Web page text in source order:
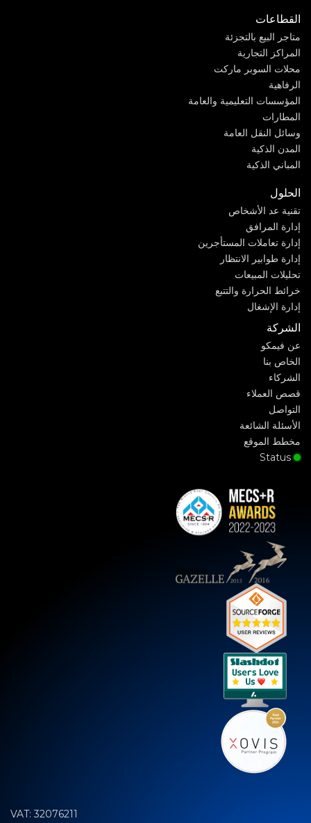
القطاعات
متاجر البيع بالتجزئة
المراكز التجارية
محلات السوبر ماركت
الرفاهية
المؤسسات التعليمية والعامة
المطارات
وسائل النقل العامة
المدن الذكية
المباني الذكية
الحلول
تقنية عد الأشخاص
إدارة المرافق
إدارة تعاملات المستأجرين
إدارة طوابير الانتظار
تحليلات المبيعات
خرائط الحرارة والتتبع
إدارة الإشغال
الشركة
عن فيمكو
الخاص بنا
الشركاء
قصص العملاء
التواصل
الأسئلة الشائعة
مخطط الموقع
Status
VAT: 32076211